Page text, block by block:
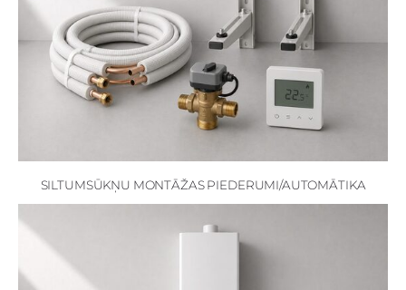
SILTUMSŪKŅU MONTĀŽAS PIEDERUMI/AUTOMĀTIKA